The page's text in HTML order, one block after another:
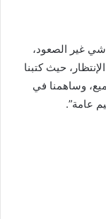
شي غير الصعود،
حقيقة بعد 56 سنة من الإنتظار، حيث كتبنا
وساهمنا في
عامة”.